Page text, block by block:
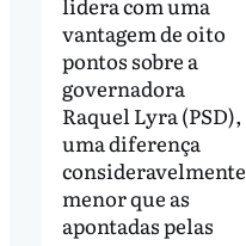
vantagem de oito
pontos sobre a
governadora
Raquel Lyra (PSD),
uma diferença
consideravelmente
menor que as
apontadas pelas